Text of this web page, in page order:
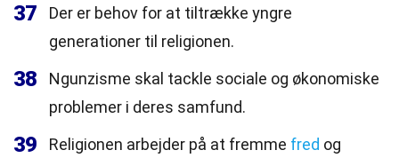
37
Der er behov for at tiltrække yngre
generationer til religionen.
38
Ngunzisme skal tackle sociale og økonomiske
problemer i deres samfund.
39 Religionen arbejder på at fremme fred og